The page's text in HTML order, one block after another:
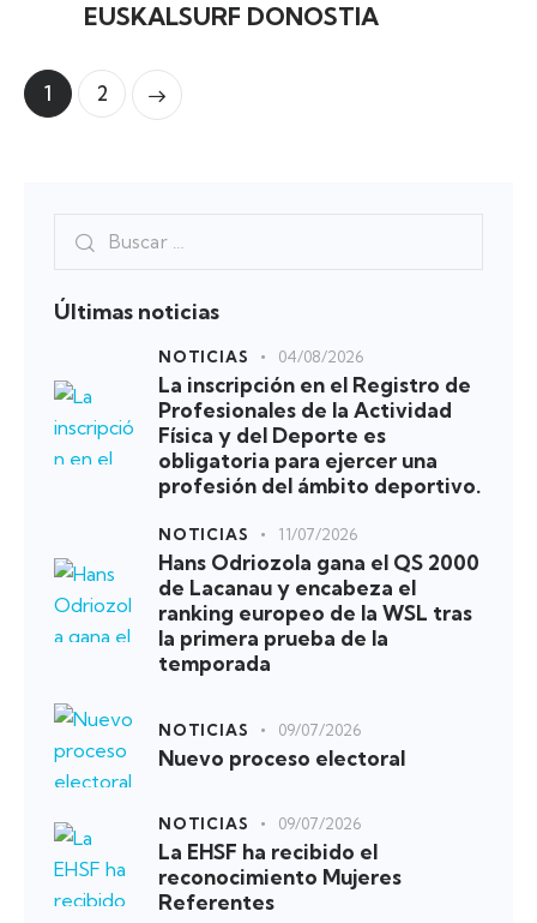
EUSKALSURF DONOSTIA
1 2
Últimas noticias
NOTICIAS 04/08/2026
La inscripción en el Registro de
Profesionales de la Actividad
Física y del Deporte es
obligatoria para ejercer una
profesión del ámbito deportivo.
NOTICIAS 11/07/2026
Hans Odriozola gana el QS 2000
de Lacanau y encabeza el
ranking europeo de la WSL tras
la primera prueba de la
temporada
NOTICIAS 09/07/2026
Nuevo proceso electoral
NOTICIAS 09/07/2026
La EHSF ha recibido el
reconocimiento Mujeres
Referentes